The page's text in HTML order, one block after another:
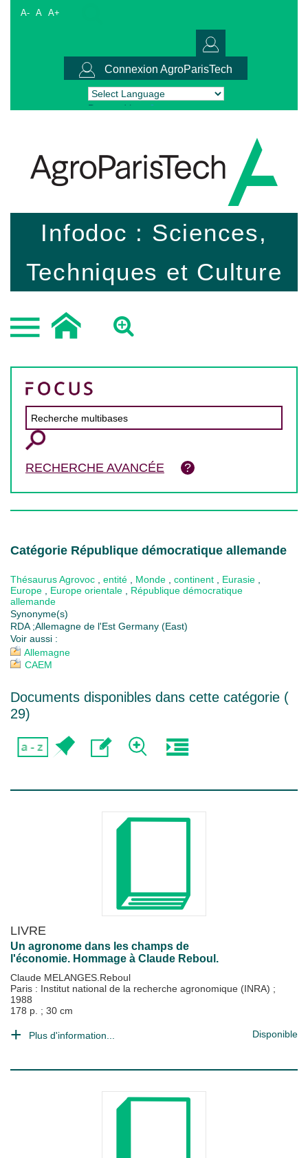
A- A A+
Connexion AgroParisTech
Powered by Translate
Infodoc : Sciences,
Techniques et Culture
RECHERCHE AVANCÉE
Catégorie République démocratique allemande
Thésaurus Agrovoc entité Monde continent Eurasie
Europe
Europe orientale
République démocratique
allemande
Synonyme(s)
RDA ;Allemagne de l'Est Germany (East)
Voir aussi :
Allemagne
CAEM
Documents disponibles dans cette catégorie (
29)
LIVRE
Un agronome dans les champs de
l'économie. Hommage à Claude Reboul.
Claude MELANGES.Reboul
Paris : Institut national de la recherche agronomique (INRA) ;
1988
178 p. ; 30 cm
Plus d'information... Disponible